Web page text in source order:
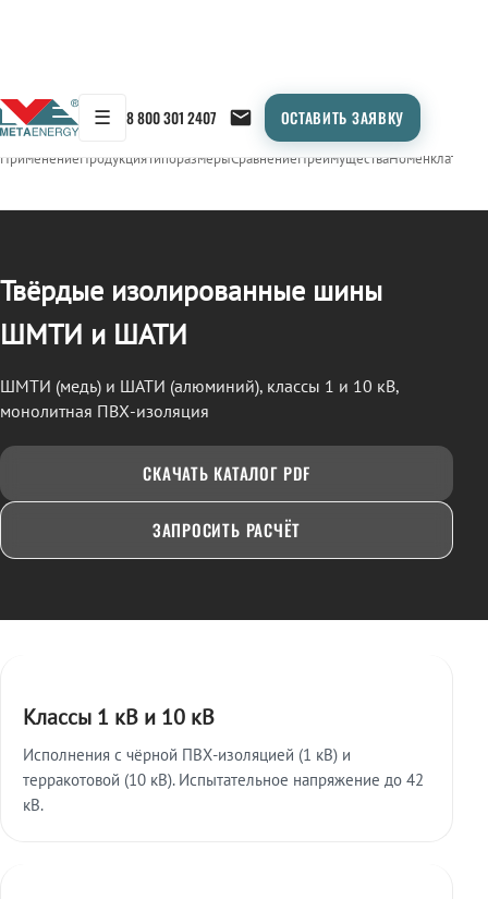
☰ 8 800 301 2407 ОСТАВИТЬ ЗАЯВКУ
← Продукция/СТП (ШМТИ / ШАТИ)
ПрименениеПродукцияТипоразмерыСравнениеПреимуществаНоменклатура
Твёрдые изолированные шины
ШМТИ и ШАТИ
ШМТИ (медь) и ШАТИ (алюминий), классы 1 и 10 кВ,
монолитная ПВХ-изоляция
СКАЧАТЬ КАТАЛОГ PDF
ЗАПРОСИТЬ РАСЧЁТ
Классы 1 кВ и 10 кВ
Исполнения с чёрной ПВХ-изоляцией (1 кВ) и
терракотовой (10 кВ). Испытательное напряжение до 42
кВ.